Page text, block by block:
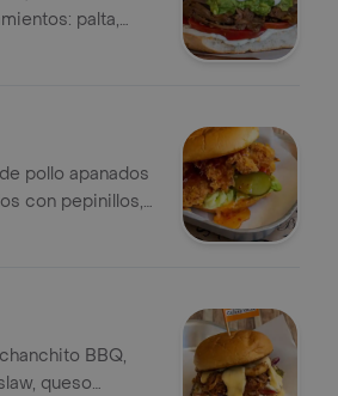
palta,
En pan
pollo apanados
con pepinillos,
nuestra salsa
BBQ,
queso